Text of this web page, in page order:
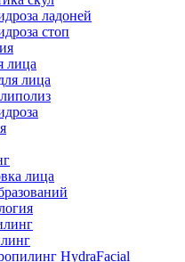
ладоней
стоп
лица
лица
лица
HydraFacial